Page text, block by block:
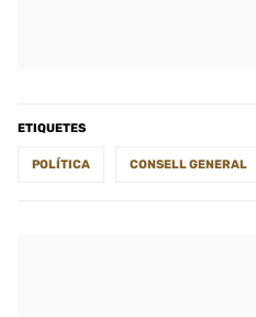
ETIQUETES
POLÍTICA CONSELL GENERAL